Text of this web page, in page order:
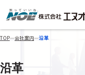
TOP―会社案内―沿革
沿革